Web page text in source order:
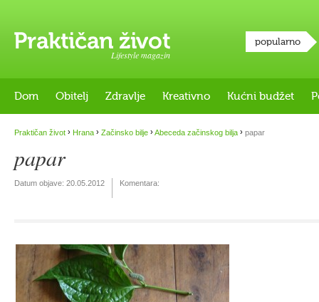
Lifestyle magazin
popularno
Dom Obitelj Zdravlje Kreativno Kućni budžet
Praktičan život › Hrana › Začinsko bilje ›Abeceda začinskog bilja › papar
papar
Datum objave: 20.05.2012 Komentara: